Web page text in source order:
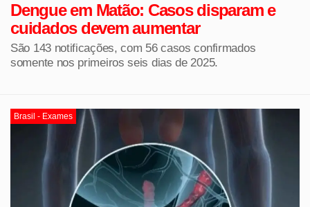
Dengue em Matão: Casos disparam e
cuidados devem aumentar
São 143 notificações, com 56 casos confirmados
somente nos primeiros seis dias de 2025.
Brasil - Exames